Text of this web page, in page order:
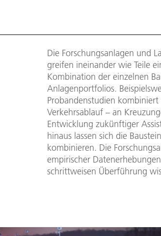
Die Forschungsanlagen und
greifen ineinander wie Teile
Kombination der einzelnen
Anlagenportfolios.
Probandenstudien
Verkehrsablauf – an
Entwicklung zukünftiger
hinaus lassen sich die
kombinieren. Die
empirischer
schrittweisen Überführung